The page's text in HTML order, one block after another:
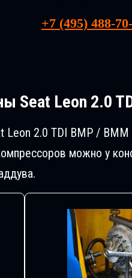
+7 (495) 488-
Seat Leon 2.0
2.0 TDI BMP /
можно у